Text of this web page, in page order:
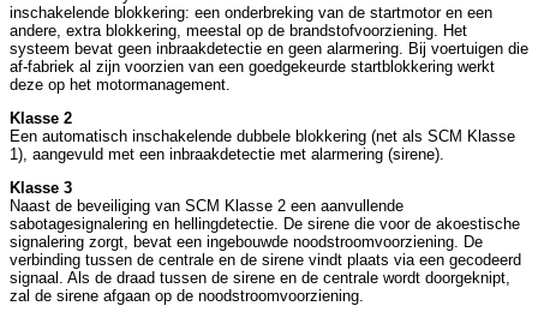
inschakelende blokkering: een onderbreking van de startmotor en een
andere, extra blokkering, meestal op de brandstofvoorziening. Het
systeem bevat geen inbraakdetectie en geen alarmering. Bij voertuigen die
af-fabriek al zijn voorzien van een goedgekeurde startblokkering werkt
deze op het motormanagement.
Klasse 2
Een automatisch inschakelende dubbele blokkering (net als SCM Klasse
1), aangevuld met een inbraakdetectie met alarmering (sirene).
Klasse 3
Naast de beveiliging van SCM Klasse 2 een aanvullende
sabotagesignalering en hellingdetectie. De sirene die voor de akoestische
signalering zorgt, bevat een ingebouwde noodstroomvoorziening. De
verbinding tussen de centrale en de sirene vindt plaats via een gecodeerd
signaal. Als de draad tussen de sirene en de centrale wordt doorgeknipt,
zal de sirene afgaan op de noodstroomvoorziening.